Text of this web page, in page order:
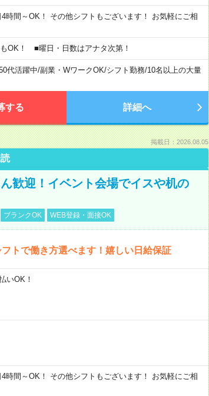
時間～OK！ その他シフトもございます！ お気軽にご相
OK！ ■曜日・日数はアナタ次第！
代活躍中/副業・WワークOK/シフト勤務/10名以上の大量
する 詳細へ
掲載日：2026.08.05
歓迎！イベント会場でイスや机の
ブランクOK WEB登録・面接OK
トで働き方選べます！嬉しい日給保証
いOK！
時間～OK！ その他シフトもございます！ お気軽にご相